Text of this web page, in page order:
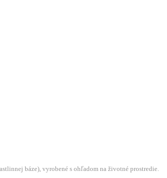
báze), vyrobené s ohľadom na životné prostredie.